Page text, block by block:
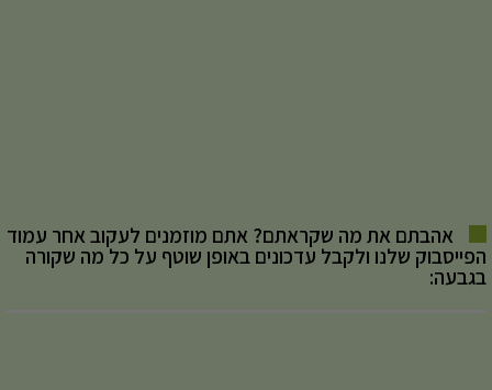
אהבתם את מה שקראתם? אתם מוזמנים לעקוב אחר עמוד
הפייסבוק שלנו ולקבל עדכונים באופן שוטף על כל מה שקורה
בגבעה: